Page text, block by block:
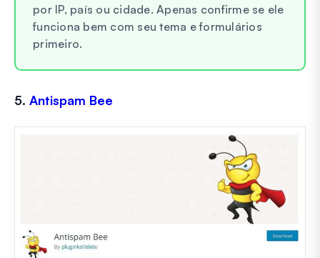
por IP, país ou cidade. Apenas confirme se ele
funciona bem com seu tema e formulários
primeiro.
5. Antispam Bee